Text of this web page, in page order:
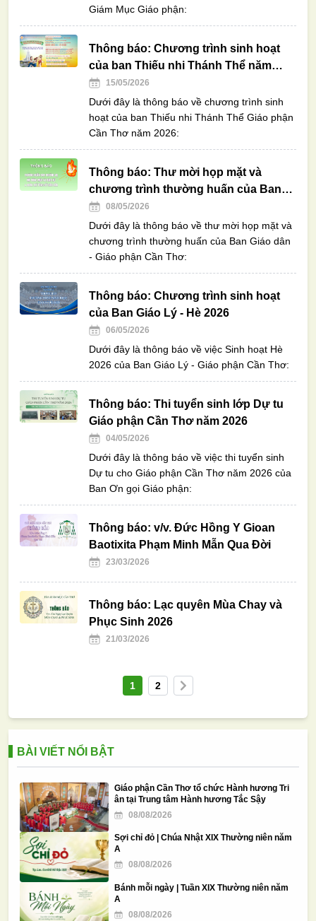
Giám Mục Giáo phận:
Thông báo: Chương trình sinh hoạt
của ban Thiếu nhi Thánh Thể năm
202615/05/2026
Dưới đây là thông báo về chương trình sinh
hoạt của ban Thiếu nhi Thánh Thể Giáo phận
Cần Thơ năm 2026:
Thông báo: Thư mời họp mặt và
chương trình thường huấn của Ban
Giáo dân
08/05/2026
Dưới đây là thông báo về thư mời họp mặt và
chương trình thường huấn của Ban Giáo dân
- Giáo phận Cần Thơ:
Thông báo: Chương trình sinh hoạt
của Ban Giáo Lý - Hè 2026
06/05/2026
Dưới đây là thông báo về việc Sinh hoạt Hè
2026 của Ban Giáo Lý - Giáo phận Cần Thơ:
Thông báo: Thi tuyển sinh lớp Dự tu
Giáo phận Cần Thơ năm 2026
04/05/2026
Dưới đây là thông báo về việc thi tuyển sinh
Dự tu cho Giáo phận Cần Thơ năm 2026 của
Ban Ơn gọi Giáo phận:
Thông báo: v/v. Đức Hồng Y Gioan
Baotixita Phạm Minh Mẫn Qua Đời
23/03/2026
Thông báo: Lạc quyên Mùa Chay và
Phục Sinh 2026
21/03/2026
1 2
BÀI VIẾT NỔI BẬT
Giáo phận Cần Thơ tổ chức Hành hương Tri
ân tại Trung tâm Hành hương Tắc Sậy
08/08/2026
Sợi chỉ đỏ | Chúa Nhật XIX Thường niên năm
A
08/08/2026
Bánh mỗi ngày | Tuần XIX Thường niên năm
A
08/08/2026